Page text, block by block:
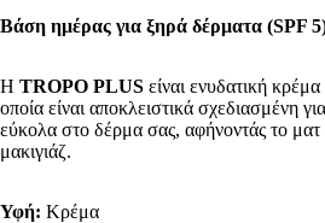
Βάση ημέρας για ξηρά δέρματα (SPF
Η TROPO PLUS είναι ενυδατική
οποία είναι αποκλειστικά σχεδιασμένη
εύκολα στο δέρμα σας, αφήνοντάς το ματ
μακιγιάζ.
Υφή: Κρέμα